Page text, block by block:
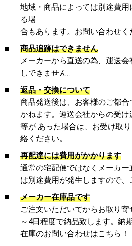
地域・商品によっては別途費用
る場
合もあります。お問い合わせく
■
商品追跡はできません
メーカーから直送の為、運送
しできません。
■
返品・交換について
商品発送後は、お客様のご都合
かねます。運送会社からの受
等が あった場合は、お受け取
絡ください。
■
再配達には費用がかかります
通常の宅配便ではなくメーカ
は別途費用が発生しますので、
■
メーカー在庫品です
ご注文いただいてからお取り寄
～4日程度で納品致します。納
在庫のお問い合わせはこちら！